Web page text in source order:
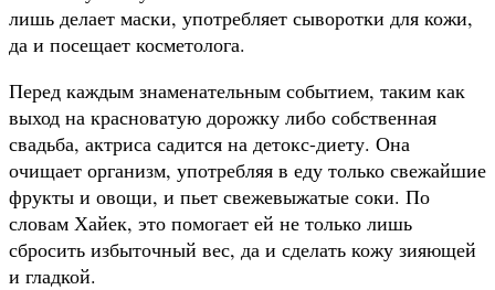
лишь делает маски, употребляет сыворотки для кожи,
да и посещает косметолога.
Перед каждым знаменательным событием, таким как
выход на красноватую дорожку либо собственная
свадьба, актриса садится на детокс-диету. Она
очищает организм, употребляя в еду только свежайшие
фрукты и овощи, и пьет свежевыжатые соки. По
словам Хайек, это помогает ей не только лишь
сбросить избыточный вес, да и сделать кожу зияющей
и гладкой.